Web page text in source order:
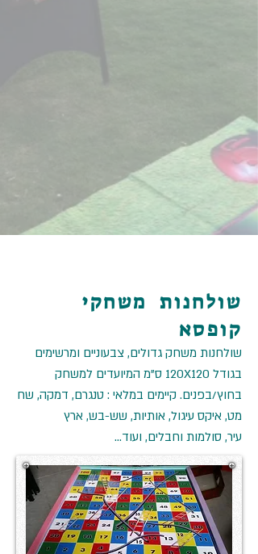
שולחנות משחקי
קופסא
שולחנות משחק גדולים, צבעוניים ומרשימים
בגודל 120X120 ס”מ המיועדים למשחק
בחוץ/בפנים. קיימים במלאי : טנגרם, דמקה, שח
מט, איקס עיגול, אותיות, שש-בש, ארץ
עיר, סולמות וחבלים, ועוד...